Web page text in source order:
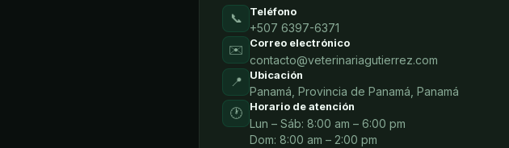
📞 Teléfono
+507 6397-6371
✉️ Correo electrónico
contacto@veterinariagutierrez.com
📍 Ubicación
Panamá, Provincia de Panamá, Panamá
🕐 Horario de atención
Lun – Sáb: 8:00 am – 6:00 pm
Dom: 8:00 am – 2:00 pm